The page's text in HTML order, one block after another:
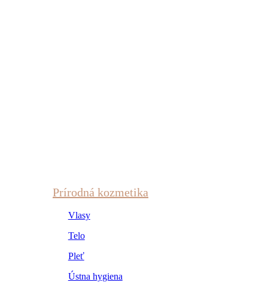
Prírodná kozmetika
Vlasy
Telo
Pleť
Ústna hygiena